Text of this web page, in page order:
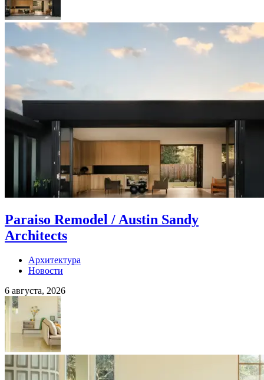
Paraiso Remodel / Austin Sandy
Architects
Архитектура
Новости
6 августа, 2026